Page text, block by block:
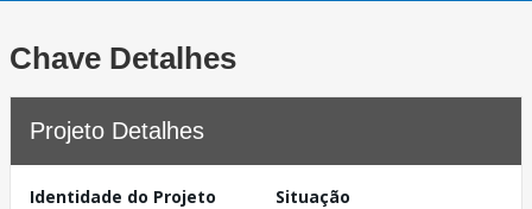
Chave Detalhes
Projeto Detalhes
Identidade do Projeto
Situação